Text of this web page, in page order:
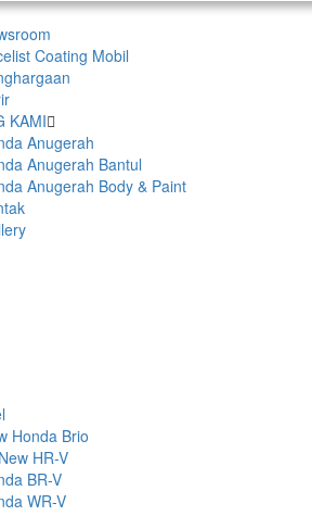
Coating Mobil
KAMI
Anugerah
Anugerah Bantul
Anugerah Body & Paint
Honda Brio
HR-V
BR-V
WR-V